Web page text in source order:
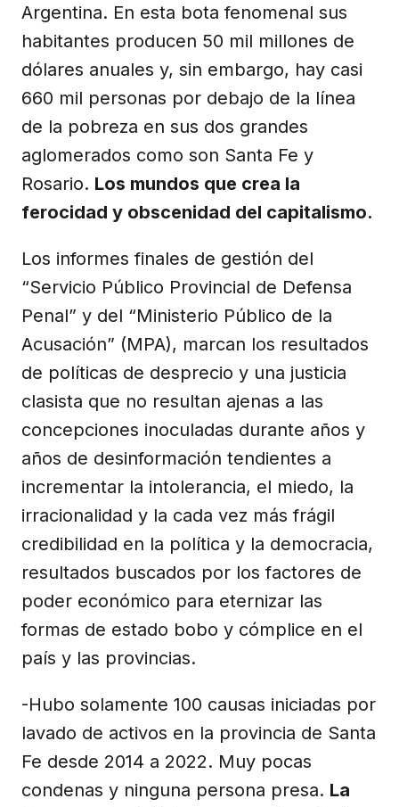
Argentina. En esta bota fenomenal sus
habitantes producen 50 mil millones de
dólares anuales y, sin embargo, hay casi
660 mil personas por debajo de la línea
de la pobreza en sus dos grandes
aglomerados como son Santa Fe y
Rosario. Los mundos que crea la
ferocidad y obscenidad del capitalismo.
Los informes finales de gestión del
“Servicio Público Provincial de Defensa
Penal” y del “Ministerio Público de la
Acusación” (MPA), marcan los resultados
de políticas de desprecio y una justicia
clasista que no resultan ajenas a las
concepciones inoculadas durante años y
años de desinformación tendientes a
incrementar la intolerancia, el miedo, la
irracionalidad y la cada vez más frágil
credibilidad en la política y la democracia,
resultados buscados por los factores de
poder económico para eternizar las
formas de estado bobo y cómplice en el
país y las provincias.
-Hubo solamente 100 causas iniciadas por
lavado de activos en la provincia de Santa
Fe desde 2014 a 2022. Muy pocas
condenas y ninguna persona presa. La